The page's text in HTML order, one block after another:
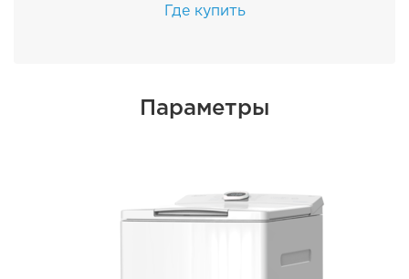
Где купить
Параметры